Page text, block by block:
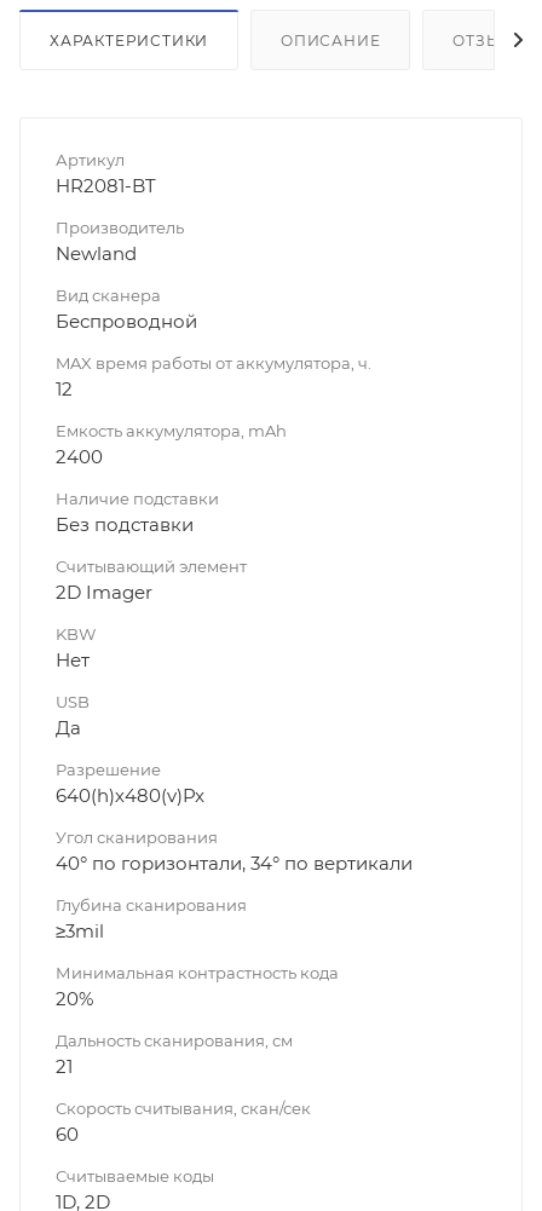
ХАРАКТЕРИСТИКИ ОПИСАНИЕ ОТЗЫВЫ
Артикул
HR2081-BT
Производитель
Newland
Вид сканера
Беспроводной
MAX время работы от аккумулятора, ч.
12
Емкость аккумулятора, mAh
2400
Наличие подставки
Без подставки
Считывающий элемент
2D Imager
KBW
Нет
USB
Да
Разрешение
640(h)х480(v)Px
Угол сканирования
40° по горизонтали, 34° по вертикали
Глубина сканирования
≥3mil
Минимальная контрастность кода
20%
Дальность сканирования, см
21
Скорость считывания, скан/сек
60
Считываемые коды
1D, 2D